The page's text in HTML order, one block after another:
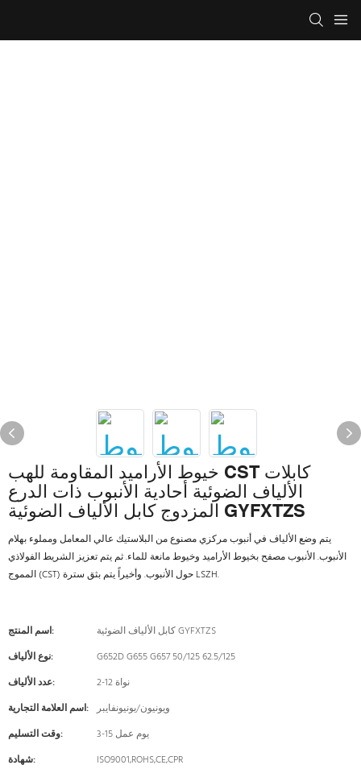
خيوط الأراميد المقاومة للهب CST كابلات
الألياف الضوئية أحادية الأنبوب ذات الدرع
المزدوج كابل الألياف الضوئية GYFXTZS
يتم وضع الألياف في أنبوب مركزي مصنوع من البلاستيك عالي المعامل ومملوء بهلام
الأنبوب. الأنبوب مصفح بخيوط الأراميد وخيوط مانعة للماء. ثم يتم تعزيز الشريط الفولاذي
المموج (CST) حول الأنبوب. وأخيراً يتم بثق سترة LSZH.
اسم المنتج:
كابل الألياف الضوئية GYFXTZS
نوع الألياف:
G652D G655 G657 50/125 62.5/125
عدد الألياف:
2-12 نواة
اسم العلامة التجارية: ويونيون/يونيونفايبر
وقت التسليم:
3-15 يوم عمل
شهادة:
ISO9001,ROHS,CE,CPR